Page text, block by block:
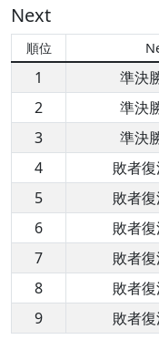
Next
順位
1 準決
2
準決
3
準決
4
敗者
5
敗者
6
敗者
7
敗者
8
敗者
9
敗者